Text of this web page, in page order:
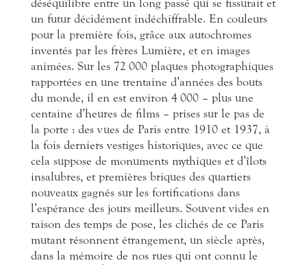
déséquilibre entre un long passé qui se fissurait et
un futur décidément indéchiffrable. En couleurs
pour la première fois, grâce aux autochromes
inventés par les frères Lumière, et en images
animées. Sur les 72 000 plaques photographiques
rapportées en une trentaine d’années des bouts
du monde, il en est environ 4 000 – plus une
centaine d’heures de films – prises sur le pas de
la porte : des vues de Paris entre 1910 et 1937, à
la fois derniers vestiges historiques, avec ce que
cela suppose de monuments mythiques et d’îlots
insalubres, et premières briques des quartiers
nouveaux gagnés sur les fortifications dans
l’espérance des jours meilleurs. Souvent vides en
raison des temps de pose, les clichés de ce Paris
mutant résonnent étrangement, un siècle après,
dans la mémoire de nos rues qui ont connu le